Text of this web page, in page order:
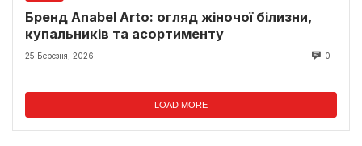
Бренд Anabel Arto: огляд жіночої білизни,
купальників та асортименту
25 Березня, 2026 0
LOAD MORE